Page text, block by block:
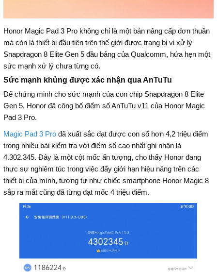
Honor Magic Pad 3 Pro không chỉ là một bản nâng cấp đơn thuần
mà còn là thiết bị đầu tiên trên thế giới được trang bị vi xử lý
Snapdragon 8 Elite Gen 5 đầu bảng của Qualcomm, hứa hẹn một
sức mạnh xử lý chưa từng có.
Sức mạnh khủng được xác nhận qua AnTuTu
Để chứng minh cho sức mạnh của con chip Snapdragon 8 Elite
Gen 5, Honor đã công bố điểm số AnTuTu v11 của Honor Magic
Pad 3 Pro.
Magic Pad 3 Prođã xuất sắc đạt được con số hơn 4,2 triệu điểm
trong nhiều bài kiểm tra với điểm số cao nhất ghi nhận là
4.302.345. Đây là một cột mốc ấn tượng, cho thấy Honor đang
thực sự nghiêm túc trong việc đẩy giới hạn hiệu năng trên các
thiết bị của mình, tương tự như chiếc smartphone Honor Magic 8
sắp ra mắt cũng đã từng đạt mốc 4 triệu điểm.